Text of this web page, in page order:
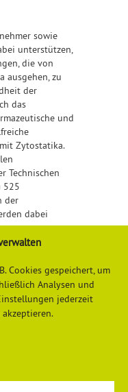
Cookies gespeichert, um
Analysen und
jederzeit
sowie
unterstützen,
die von
ausgehen, zu
der
das
und
Zytostatika.
Technischen
525
der
dabei